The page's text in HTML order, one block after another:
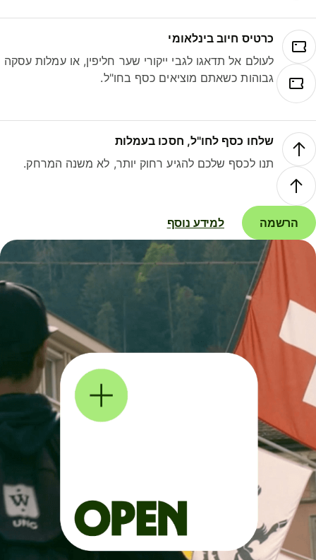
כרטיס חיוב בינלאומי
לעולם אל תדאגו לגבי ייקורי שער חליפין, או עמלות עסקה
גבוהות כשאתם מוציאים כסף בחו"ל.
שלחו כסף לחו"ל, חסכו בעמלות
תנו לכסף שלכם להגיע רחוק יותר, לא משנה המרחק.
הרשמה למידע נוסף